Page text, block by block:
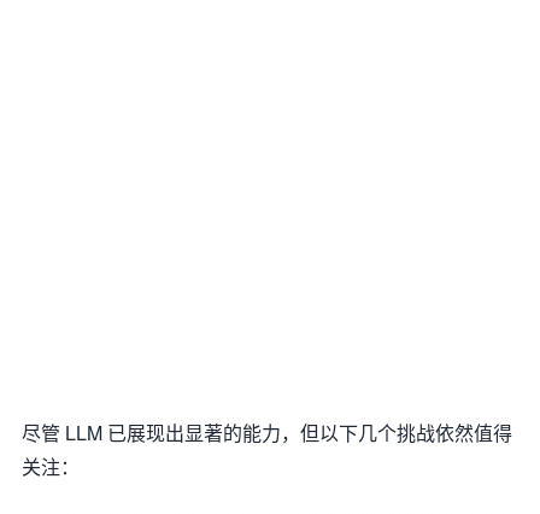
尽管 LLM 已展现出显著的能力，但以下几个挑战依然值得
关注：